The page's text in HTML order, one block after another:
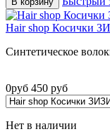
Hair shop Косички
Синтетическое
0руб 450 руб
Нет в наличии